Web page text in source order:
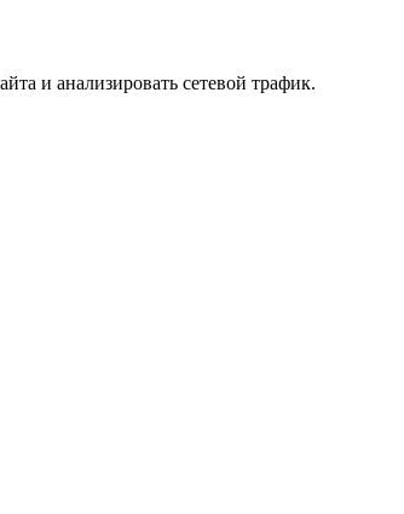
и анализировать сетевой трафик.